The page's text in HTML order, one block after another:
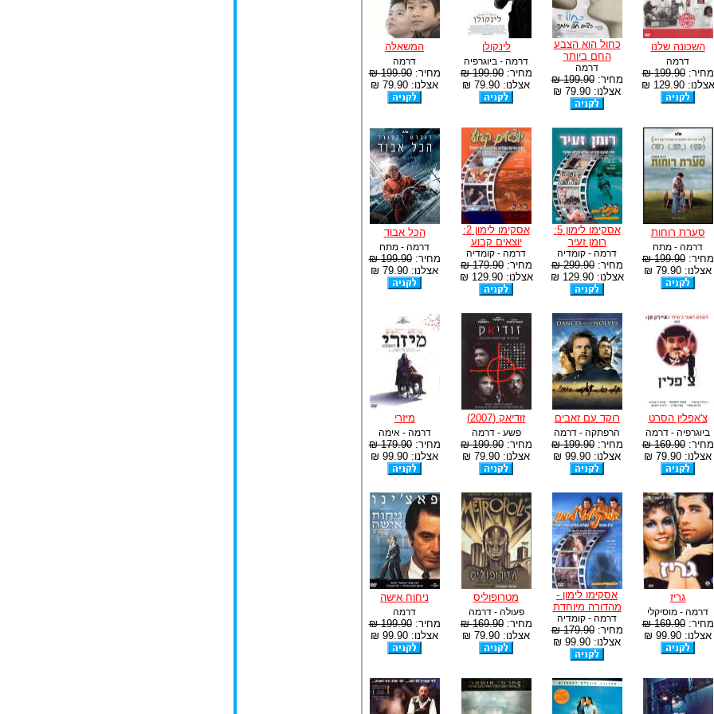
השכונה שלנו
דרמה
מחיר:199.90 ₪
אצלנו: 129.90 ₪
כחול הוא הצבע
החם ביותר
דרמה
מחיר:199.90 ₪
אצלנו: 79.90 ₪
לינקולן
דרמה - ביוגרפיה
מחיר:199.90 ₪
אצלנו: 79.90 ₪
המשאלה
דרמה
מחיר:199.90 ₪
אצלנו: 79.90 ₪
סערת רוחות
דרמה - מתח
מחיר:199.90 ₪
אצלנו: 79.90 ₪
אסקימו לימון 5:
רומן זעיר
דרמה - קומדיה
מחיר:299.90 ₪
אצלנו: 129.90 ₪
אסקימו לימון 2:
יוצאים קבוע
דרמה - קומדיה
מחיר:179.90 ₪
אצלנו: 129.90 ₪
הכל אבוד
דרמה - מתח
מחיר:199.90 ₪
אצלנו: 79.90 ₪
צ'אפלין הסרט
ביוגרפיה - דרמה
מחיר:169.90 ₪
אצלנו: 79.90 ₪
רוקד עם זאבים
הרפתקה - דרמה
מחיר:199.90 ₪
אצלנו: 99.90 ₪
זודיאק (2007)
פשע - דרמה
מחיר:199.90 ₪
אצלנו: 79.90 ₪
מיזרי
דרמה - אימה
מחיר:179.90 ₪
אצלנו: 99.90 ₪
גריז
דרמה - מוסיקלי
מחיר:169.90 ₪
אצלנו: 99.90 ₪
אסקימו לימון -
מהדורה מיוחדת
דרמה - קומדיה
מחיר:179.90 ₪
אצלנו: 99.90 ₪
מטרופוליס
פעולה - דרמה
מחיר:169.90 ₪
אצלנו: 79.90 ₪
ניחוח אישה
דרמה
מחיר:199.90 ₪
אצלנו: 99.90 ₪